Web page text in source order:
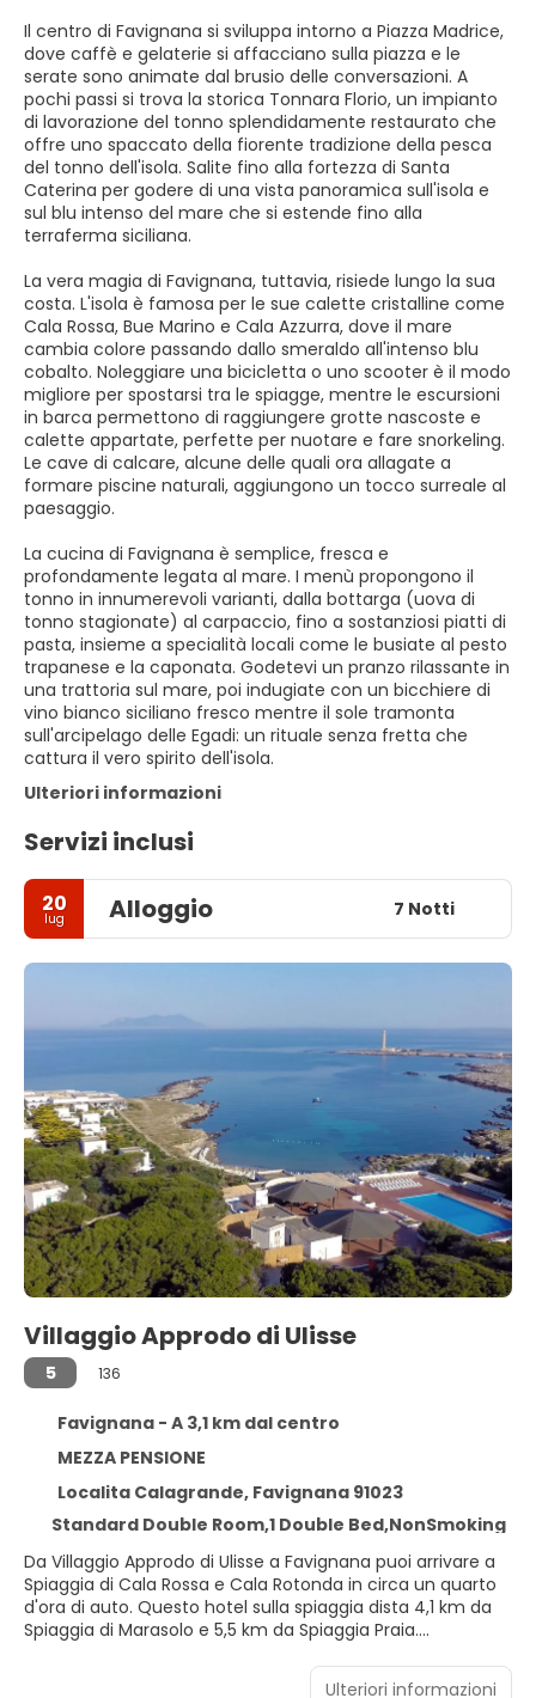
Il centro di Favignana si sviluppa intorno a Piazza Madrice,
dove caffè e gelaterie si affacciano sulla piazza e le
serate sono animate dal brusio delle conversazioni. A
pochi passi si trova la storica Tonnara Florio, un impianto
di lavorazione del tonno splendidamente restaurato che
offre uno spaccato della fiorente tradizione della pesca
del tonno dell'isola. Salite fino alla fortezza di Santa
Caterina per godere di una vista panoramica sull'isola e
sul blu intenso del mare che si estende fino alla
terraferma siciliana.
La vera magia di Favignana, tuttavia, risiede lungo la sua
costa. L'isola è famosa per le sue calette cristalline come
Cala Rossa, Bue Marino e Cala Azzurra, dove il mare
cambia colore passando dallo smeraldo all'intenso blu
cobalto. Noleggiare una bicicletta o uno scooter è il modo
migliore per spostarsi tra le spiagge, mentre le escursioni
in barca permettono di raggiungere grotte nascoste e
calette appartate, perfette per nuotare e fare snorkeling.
Le cave di calcare, alcune delle quali ora allagate a
formare piscine naturali, aggiungono un tocco surreale al
paesaggio.
La cucina di Favignana è semplice, fresca e
profondamente legata al mare. I menù propongono il
tonno in innumerevoli varianti, dalla bottarga (uova di
tonno stagionate) al carpaccio, fino a sostanziosi piatti di
pasta, insieme a specialità locali come le busiate al pesto
trapanese e la caponata. Godetevi un pranzo rilassante in
una trattoria sul mare, poi indugiate con un bicchiere di
vino bianco siciliano fresco mentre il sole tramonta
sull'arcipelago delle Egadi: un rituale senza fretta che
cattura il vero spirito dell'isola.
Ulteriori informazioni
Servizi inclusi
20
lug Alloggio 7 Notti
Villaggio Approdo di Ulisse
5 136
Favignana - A 3,1 km dal centro
MEZZA PENSIONE
Localita Calagrande, Favignana 91023
Standard Double Room,1 Double Bed,NonSmoking
Da Villaggio Approdo di Ulisse a Favignana puoi arrivare a
Spiaggia di Cala Rossa e Cala Rotonda in circa un quarto
d'ora di auto. Questo hotel sulla spiaggia dista 4,1 km da
Spiaggia di Marasolo e 5,5 km da Spiaggia Praia.
Regalati una giornata sulla spiaggia privata della struttura,
Ulteriori informazioni